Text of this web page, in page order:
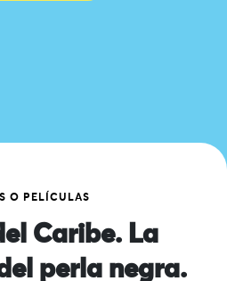
O PELÍCULAS
Caribe. La
perla negra.